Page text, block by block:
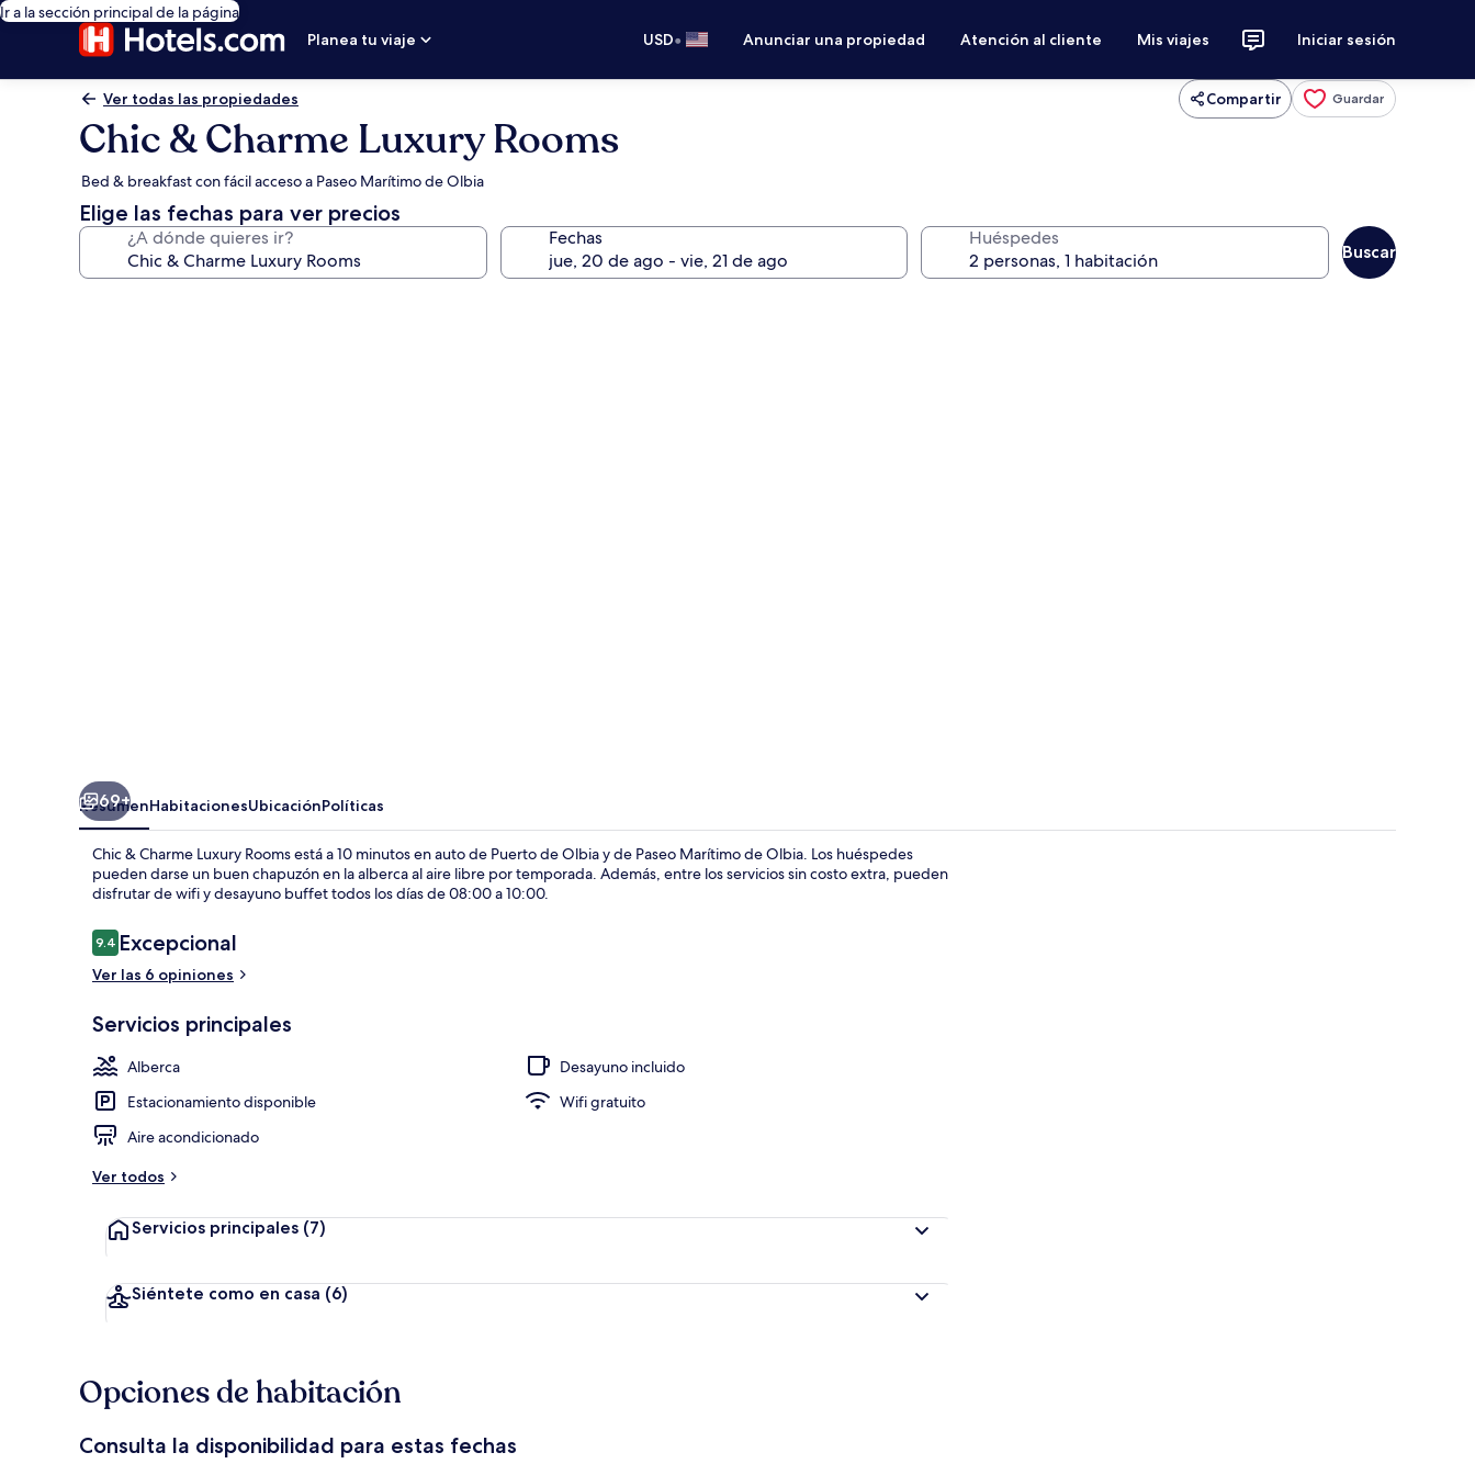
Ir a la sección principal de la página
Planea tu viaje
USD• Anunciar una propiedad Atención al cliente Mis viajes Iniciar sesión
Ver todas las propiedades Compartir Guardar
Chic & Charme Luxury Rooms
Bed & breakfast con fácil acceso a Paseo Marítimo de Olbia
Elige las fechas para ver precios
¿A dónde quieres ir? Fechas Huéspedes
Buscar
69+
ResumenHabitacionesUbicaciónPolíticas
Chic & Charme Luxury Rooms está a 10 minutos en auto de Puerto de Olbia y de Paseo Marítimo de Olbia. Los huéspedes
pueden darse un buen chapuzón en la alberca al aire libre por temporada. Además, entre los servicios sin costo extra, pueden
disfrutar de wifi y desayuno buffet todos los días de 08:00 a 10:00.
Opiniones
9.49.4 de 10,
Excepcional
Ver las 6 opiniones
Servicios principales
Alberca
Desayuno incluido
Estacionamiento disponible
Wifi gratuito
Aire acondicionado
Ver todos
Servicios principales (7)
Siéntete como en casa (6)
Opciones de habitación
Consulta la disponibilidad para estas fechas